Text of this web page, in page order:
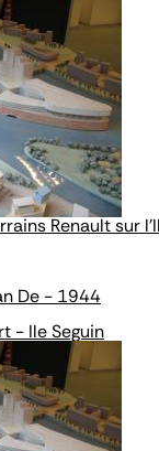
Renault sur
De - 1944
- Ile Seguin